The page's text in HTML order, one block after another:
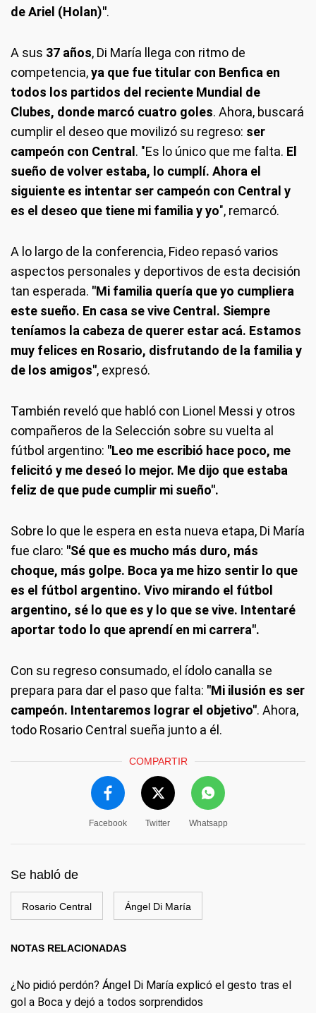
de Ariel (Holan)".
A sus 37 años, Di María llega con ritmo de
competencia,ya que fue titular con Benfica en
todos los partidos del reciente Mundial de
Clubes, donde marcó cuatro goles. Ahora, buscará
cumplir el deseo que movilizó su regreso: ser
campeón con Central . "Es lo único que me falta. El
sueño de volver estaba, lo cumplí. Ahora el
siguiente es intentar ser campeón con Central y
es el deseo que tiene mi familia y yo", remarcó.
A lo largo de la conferencia, Fideo repasó varios
aspectos personales y deportivos de esta decisión
tan esperada. "Mi familia quería que yo cumpliera
este sueño. En casa se vive Central. Siempre
teníamos la cabeza de querer estar acá. Estamos
muy felices en Rosario, disfrutando de la familia y
de los amigos", expresó.
También reveló que habló con Lionel Messi y otros
compañeros de la Selección sobre su vuelta al
fútbol argentino: "Leo me escribió hace poco, me
felicitó y me deseó lo mejor. Me dijo que estaba
feliz de que pude cumplir mi sueño".
Sobre lo que le espera en esta nueva etapa, Di María
fue claro: "Sé que es mucho más duro, más
choque, más golpe. Boca ya me hizo sentir lo que
es el fútbol argentino. Vivo mirando el fútbol
argentino, sé lo que es y lo que se vive. Intentaré
aportar todo lo que aprendí en mi carrera".
Con su regreso consumado, el ídolo canalla se
prepara para dar el paso que falta: "Mi ilusión es ser
campeón. Intentaremos lograr el objetivo". Ahora,
todo Rosario Central sueña junto a él.
COMPARTIR
Facebook Twitter Whatsapp
Se habló de
Rosario Central Ángel Di María
NOTAS RELACIONADAS
¿No pidió perdón? Ángel Di María explicó el gesto tras el
gol a Boca y dejó a todos sorprendidos